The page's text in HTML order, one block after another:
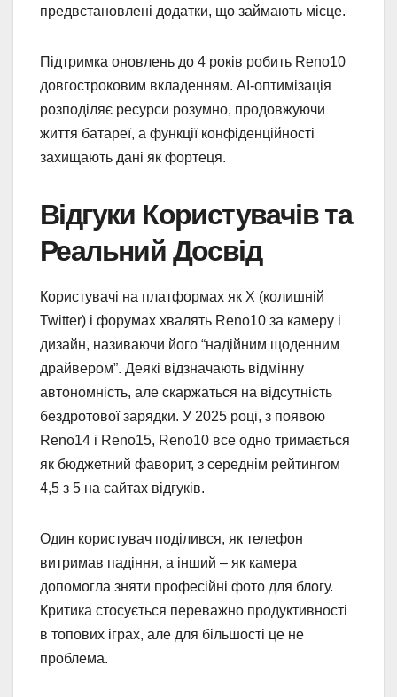
предвстановлені додатки, що займають місце.
Підтримка оновлень до 4 років робить Reno10
довгостроковим вкладенням. AI-оптимізація
розподіляє ресурси розумно, продовжуючи
життя батареї, а функції конфіденційності
захищають дані як фортеця.
Відгуки Користувачів та
Реальний Досвід
Користувачі на платформах як X (колишній
Twitter) і форумах хвалять Reno10 за камеру і
дизайн, називаючи його “надійним щоденним
драйвером”. Деякі відзначають відмінну
автономність, але скаржаться на відсутність
бездротової зарядки. У 2025 році, з появою
Reno14 і Reno15, Reno10 все одно тримається
як бюджетний фаворит, з середнім рейтингом
4,5 з 5 на сайтах відгуків.
Один користувач поділився, як телефон
витримав падіння, а інший – як камера
допомогла зняти професійні фото для блогу.
Критика стосується переважно продуктивності
в топових іграх, але для більшості це не
проблема.